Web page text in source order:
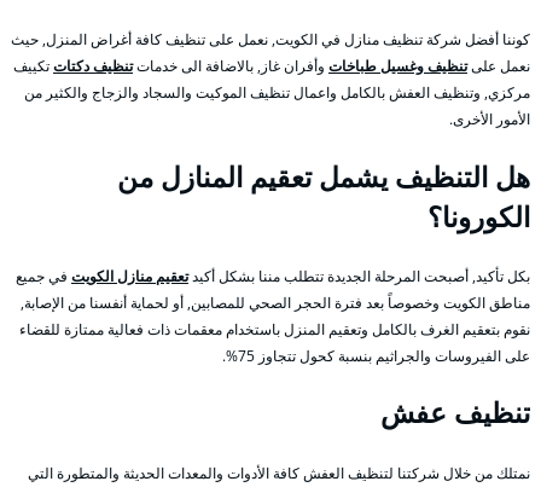
كوننا أفضل شركة تنظيف منازل في الكويت, نعمل على تنظيف كافة أغراض المنزل, حيث
نعمل علىتنظيف وغسيل طباخات وأفران غاز, بالاضافة الى خدماتتنظيف دكتاتتكييف
مركزي, وتنظيف العفش بالكامل واعمال تنظيف الموكيت والسجاد والزجاج والكثير من
الأمور الأخرى.
هل التنظيف يشمل تعقيم المنازل من
الكورونا؟
بكل تأكيد, أصبحت المرحلة الجديدة تتطلب مننا بشكل أكيدتعقيم منازل الكويت في جميع
مناطق الكويت وخصوصاً بعد فترة الحجر الصحي للمصابين, أو لحماية أنفسنا من الإصابة,
نقوم بتعقيم الغرف بالكامل وتعقيم المنزل باستخدام معقمات ذات فعالية ممتازة للقضاء
على الفيروسات والجراثيم بنسبة كحول تتجاوز 75%.
تنظيف عفش
نمتلك من خلال شركتنا لتنظيف العفش كافة الأدوات والمعدات الحديثة والمتطورة التي